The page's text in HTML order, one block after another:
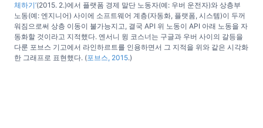
체하기’(2015. 2.)에서 플랫폼 경제 말단 노동자(예: 우버 운전자)와 상층부
노동(예: 엔지니어) 사이에 소프트웨어 계층(자동화, 플랫폼, 시스템)이 두꺼
워짐으로써 상층 이동이 불가능지고, 결국 API 위 노동이 API 아래 노동을 자
동화할 것이라고 지적했다. 엔서니 윙 코스너는 구글과 우버 사이의 갈등을
다룬 포브스 기고에서 라인하르트를 인용하면서 그 지적을 위와 같은 시각화
한 그래프로 표현했다. (포브스, 2015.)